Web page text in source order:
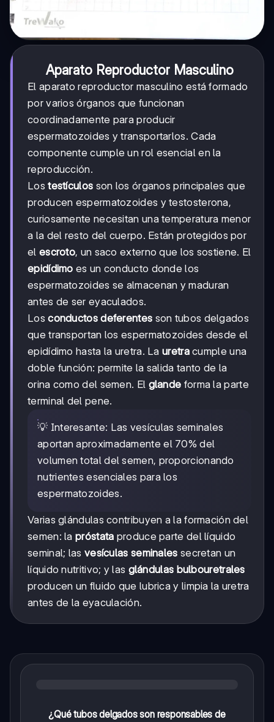
Aparato Reproductor Masculino
El aparato reproductor masculino está formado
por varios órganos que funcionan
coordinadamente para producir
espermatozoides y transportarlos. Cada
componente cumple un rol esencial en la
reproducción.
Lostestículos son los órganos principales que
producen espermatozoides y testosterona,
curiosamente necesitan una temperatura menor
a la del resto del cuerpo. Están protegidos por
el escroto, un saco externo que los sostiene. El
epidídimo es un conducto donde los
espermatozoides se almacenan y maduran
antes de ser eyaculados.
Losconductos deferentes son tubos delgados
que transportan los espermatozoides desde el
epidídimo hasta la uretra. Lauretracumple una
doble función: permite la salida tanto de la
orina como del semen. El glande forma la parte
terminal del pene.
💡 Interesante: Las vesículas seminales
aportan aproximadamente el 70% del
volumen total del semen, proporcionando
nutrientes esenciales para los
espermatozoides.
Varias glándulas contribuyen a la formación del
semen: lapróstata produce parte del líquido
seminal; las vesículas seminales secretan un
líquido nutritivo; y las glándulas bulbouretrales
producen un fluido que lubrica y limpia la uretra
antes de la eyaculación.
¿Qué tubos delgados son responsables de